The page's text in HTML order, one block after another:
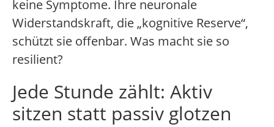
keine Symptome. Ihre neuronale
Widerstandskraft, die „kognitive Reserve“,
schützt sie offenbar. Was macht sie so
resilient?
Jede Stunde zählt: Aktiv
sitzen statt passiv glotzen